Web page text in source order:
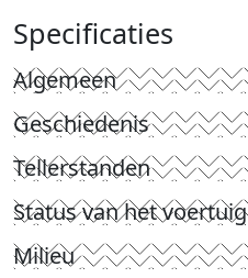
Specificaties
Algemeen
Geschiedenis
Tellerstanden
Status van het voertuig
Milieu